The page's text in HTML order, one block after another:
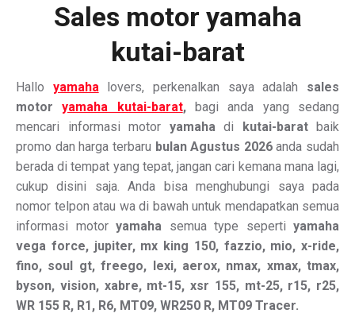
Sales motor yamaha
kutai-barat
Hallo yamahalovers, perkenalkan saya adalah sales
motoryamaha kutai-barat,bagi anda yang sedang
mencari informasi motor yamahadi kutai-baratbaik
promo dan harga terbaru bulan Agustus 2026anda sudah
berada di tempat yang tepat, jangan cari kemana mana lagi,
cukup disini saja. Anda bisa menghubungi saya pada
nomor telpon atau wa di bawah untuk mendapatkan semua
informasi motor yamaha semua type seperti yamaha
vega force, jupiter, mx king 150, fazzio, mio, x-ride,
fino, soul gt, freego, lexi, aerox, nmax, xmax, tmax,
byson, vision, xabre, mt-15, xsr 155, mt-25, r15, r25,
WR 155 R, R1, R6, MT09, WR250 R, MT09 Tracer.